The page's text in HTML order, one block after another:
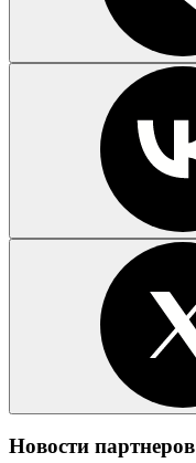
Новости партнеров